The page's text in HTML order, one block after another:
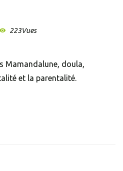
223Vues
Mamandalune, doula,
et la parentalité.